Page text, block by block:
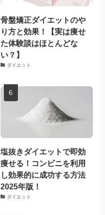
骨盤矯正ダイエットのや
り方と効果！【実は痩せ
た体験談はほとんどな
い？】
ダイエット
塩抜きダイエットで即効
痩せる！コンビニを利用
し効果的に成功する方法
2025年版！
ダイエット